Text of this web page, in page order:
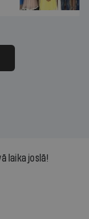
laika joslā!